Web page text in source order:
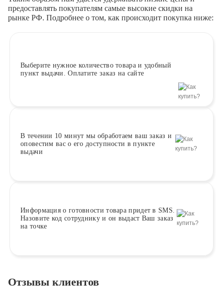
предоставлять покупателям самые высокие скидки на
рынке РФ. Подробнее о том, как происходит покупка ниже:
Выберите нужное количество товара и удобный
пункт выдачи. Оплатите заказ на сайте
В течении 10 минут мы обработаем ваш заказ и
оповестим вас о его доступности в пункте
выдачи
Информация о готовности товара придет в SMS.
Назовите код сотруднику и он выдаст Ваш заказ
на точке
Отзывы клиентов